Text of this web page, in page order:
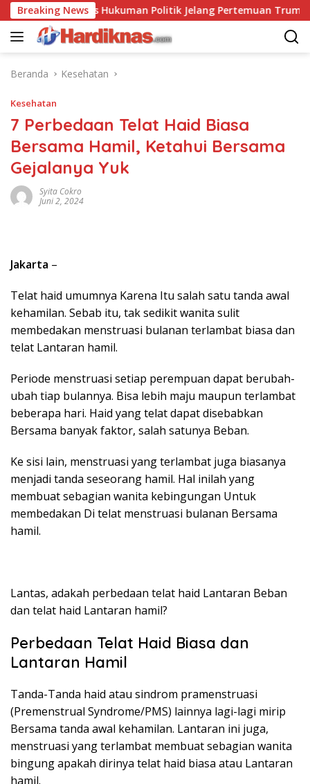
Langsung
ke
konten
Breaking News
Balas Hukuman Politik Jelang Pertemuan Trump dan Xi
Beranda Kesehatan
Kesehatan
7 Perbedaan Telat Haid Biasa
Bersama Hamil, Ketahui Bersama
Gejalanya Yuk
Syita Cokro
Juni 2, 2024
Jakarta –
Telat haid umumnya Karena Itu salah satu tanda awal
kehamilan. Sebab itu, tak sedikit wanita sulit
membedakan menstruasi bulanan terlambat biasa dan
telat Lantaran hamil.
Periode menstruasi setiap perempuan dapat berubah-
ubah tiap bulannya. Bisa lebih maju maupun terlambat
beberapa hari. Haid yang telat dapat disebabkan
Bersama banyak faktor, salah satunya Beban.
Ke sisi lain, menstruasi yang terlambat juga biasanya
menjadi tanda seseorang hamil. Hal inilah yang
membuat sebagian wanita kebingungan Untuk
membedakan Di telat menstruasi bulanan Bersama
hamil.
Lantas, adakah perbedaan telat haid Lantaran Beban
dan telat haid Lantaran hamil?
Perbedaan Telat Haid Biasa dan
Lantaran Hamil
Tanda-Tanda haid atau sindrom pramenstruasi
(Premenstrual Syndrome/PMS) lainnya lagi-lagi mirip
Bersama tanda awal kehamilan. Lantaran ini juga,
menstruasi yang terlambat membuat sebagian wanita
bingung apakah dirinya telat haid biasa atau Lantaran
hamil.